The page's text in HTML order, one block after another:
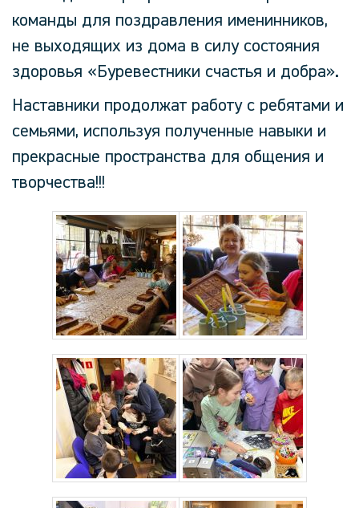
команды для поздравления именинников,
не выходящих из дома в силу состояния
здоровья «Буревестники счастья и добра».
Наставники продолжат работу с ребятами и
семьями, используя полученные навыки и
прекрасные пространства для общения и
творчества!!!